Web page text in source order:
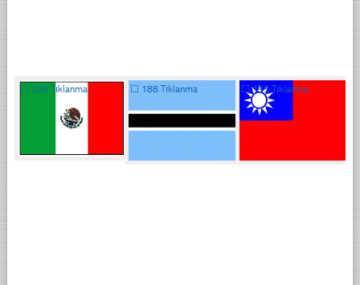
☐ 226 Tıklanma ☐ 188 Tıklanma ☐195 Tıklanma